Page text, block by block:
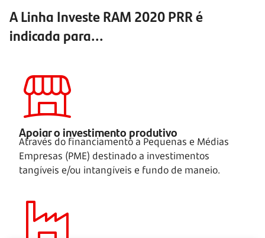
A Linha Investe RAM 2020 PRR é
indicada para...
Apoiar o investimento produtivo
Através do financiamento a Pequenas e Médias
Empresas (PME) destinado a investimentos
tangíveis e/ou intangíveis e fundo de maneio.